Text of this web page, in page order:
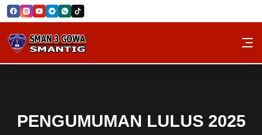
SMAN 3 GOWA
PENGUMUMAN LULUS 2025